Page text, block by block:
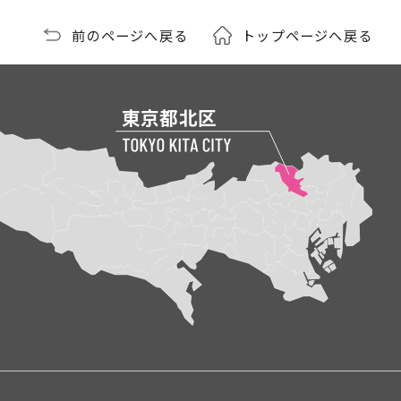
前のページへ戻る トップページへ戻る